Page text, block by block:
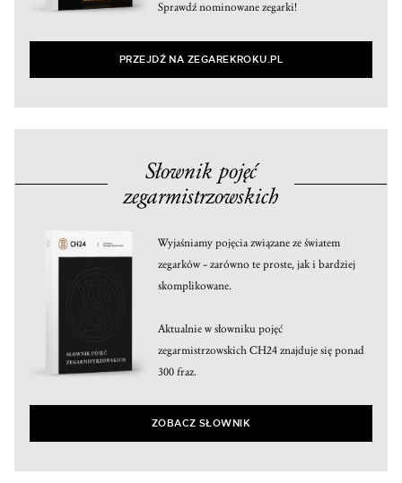
Sprawdź nominowane zegarki!
PRZEJDŹ NA ZEGAREKROKU.PL
Słownik pojęć
zegarmistrzowskich
Wyjaśniamy pojęcia związane ze światem
zegarków – zarówno te proste, jak i bardziej
skomplikowane.
Aktualnie w słowniku pojęć
zegarmistrzowskich CH24 znajduje się ponad
300 fraz.
ZOBACZ SŁOWNIK